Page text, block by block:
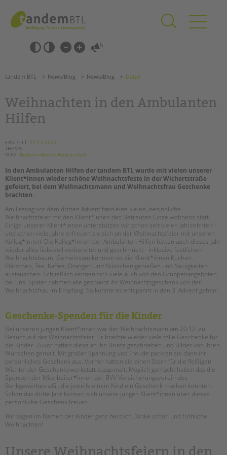
springen
Barrierefrei-
Einstellungen
überspringen
überspringen
SCHULE & GANZTAG
Oberschulen
Förderzentren
EFöB
Schulbezogene Sozialarbeit
HILFEN ZUR ERZIEHUNG
EINGLIEDERUNGSHILFE
BETREUTES WOHNEN
TANDEM BTL AKADEMIE
Seminarkalender
Seminarräume
STADTTEILARBEIT
PROFIL | LEITBILD
Bereiche im Überblick
Kinder- und Jugendschutz
Unsere Videos
schoolcoach BTL
Suchen
tandem BTL News/Blog News/Blog Detail
Weihnachten in den Ambulanten
Hilfen
ERSTELLT 22.12.2023
THEMA
VON
Barbara Brecht-Hadraschek
In den Ambulanten Hilfen der tandem BTL wurde mit vielen unserer
Klient*innen wieder schöne Weihnachtsfeste in der Wichertstraße
gefeiert, bei dem Weihnachtsmann und Weihnachtsfrau Geschenke
brachten.
Am Freitag vor dem dritten Advent fand eine kleine, besinnliche
Weihnachtsfeier mit den Klient*innen des Betreuten Einzelwohnens statt.
Einige unserer Klient*innen unterstützen wir schon seit vielen Jahrzehnten -
und schon viele Jahre erfreuen sie sich an der Weihnachtsfeier mit unseren
Kolleg*innen! Die Kolleg*innen der Ambulanten Hilfen hatten auch dieses Jahr
wieder alles liebevoll vorbereitet und geschmückt - inklusive festlichem
Weihnachtsbaum. Gemeinsam konnten so die Klient*innen Kuchen,
Plätzchen, Tee, Kaffee, Orangen und Nüsschen genießen und Neuigkeiten
austauschen. Schließlich kennen sich viele auch von den Gruppenangeboten
bei uns. Später nahmen alle gespannt ihr Weihnachtsgeschenk von der
Weihnachtsfrau im Empfang. So konnte es entspannt in den 3. Advent gehen!
Geschenke-Spenden für die Kinder
Bei unseren jungen Klient*innen war der Weihnachtsmann am 20.12. zu
Besuch auf der Weihnachtsfeier. Er brachte wieder viele tolle Geschenke für
die Kinder. Zuvor hatten diese an ihn Briefe geschrieben und Bilder von ihren
Wünschen gemalt. Mit großer Spannung und Freude packten sie dann ihr
persönliches Geschenk aus. Vorher hatten sie einen Stern für die fleißigen
Wichtel der Geschenkewerkstatt ausgemalt. Möglich gemacht haben das die
Spenden der Mitarbeiter*innen der BVV Versicherungsverein des
Bankgewerbes a.G., die jeweils einem Kind ein Geschenk machen konnten.
Schon das dritte Jahr können sich unsere jungen Klient*innen über dieses
persönliche Geschenk freuen.
Wir sagen im Namen der Kinder ganz herzlich Danke schön und fröhliche
Weihnachten!